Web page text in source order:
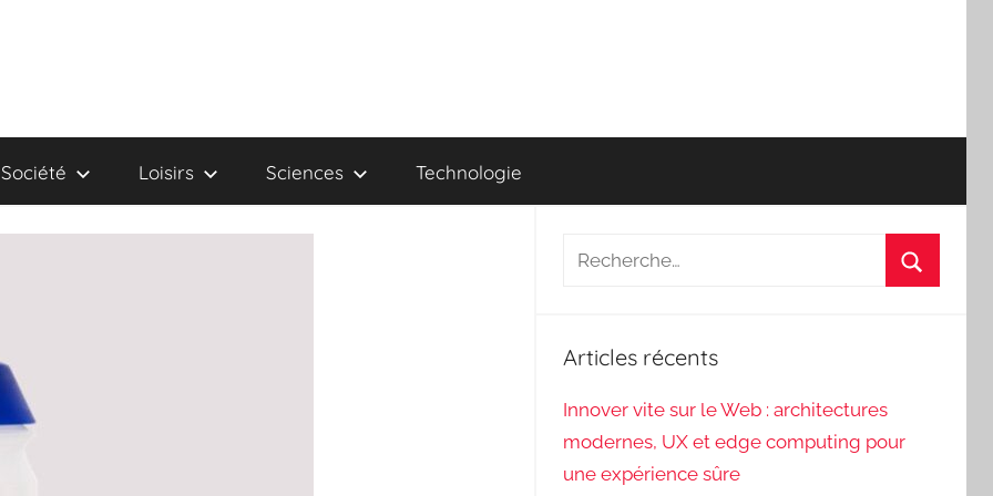
Société Loisirs Sciences Technologie
Recherche
Articles récents
Innover vite sur le Web : architectures
modernes, UX et edge computing pour
une expérience sûre